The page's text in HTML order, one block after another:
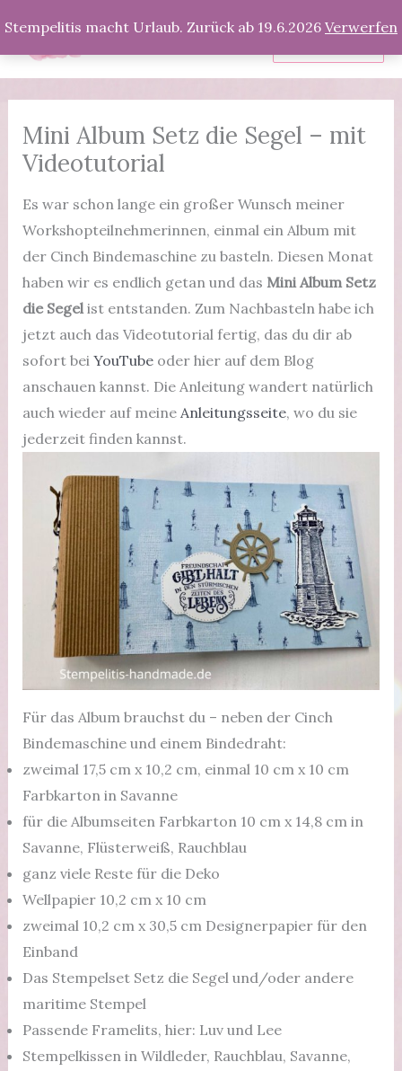
Stempelitis macht Urlaub. Zurück ab 19.6.2026 Verwerfen
Inhalt
springen
Produkte
Mini Album Setz die Segel – mit
Videotutorial
Es war schon lange ein großer Wunsch meiner
Workshopteilnehmerinnen, einmal ein Album mit
der Cinch Bindemaschine zu basteln. Diesen Monat
haben wir es endlich getan und das Mini Album Setz
die Segelist entstanden. Zum Nachbasteln habe ich
jetzt auch das Videotutorial fertig, das du dir ab
sofort bei YouTube oder hier auf dem Blog
anschauen kannst. Die Anleitung wandert natürlich
auch wieder auf meine Anleitungsseite, wo du sie
jederzeit finden kannst.
Für das Album brauchst du – neben der Cinch
Bindemaschine und einem Bindedraht:
zweimal 17,5 cm x 10,2 cm, einmal 10 cm x 10 cm
Farbkarton in Savanne
für die Albumseiten Farbkarton 10 cm x 14,8 cm in
Savanne, Flüsterweiß, Rauchblau
ganz viele Reste für die Deko
Wellpapier 10,2 cm x 10 cm
zweimal 10,2 cm x 30,5 cm Designerpapier für den
Einband
Das Stempelset Setz die Segel und/oder andere
maritime Stempel
Passende Framelits, hier: Luv und Lee
Stempelkissen in Wildleder, Rauchblau, Savanne,